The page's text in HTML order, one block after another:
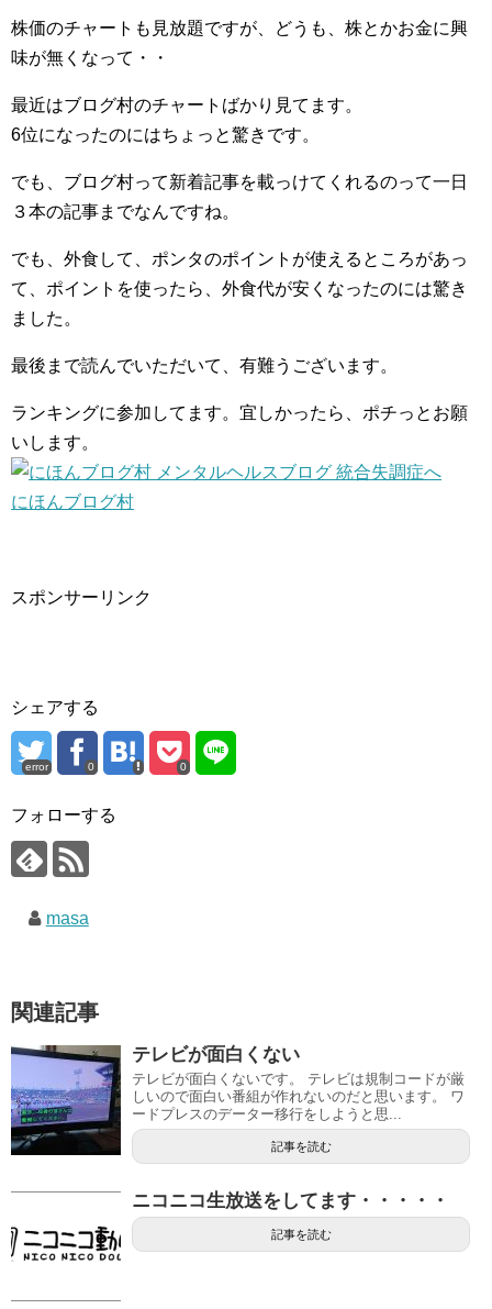
株価のチャートも見放題ですが、どうも、株とかお金に興
味が無くなって・・
最近はブログ村のチャートばかり見てます。
6位になったのにはちょっと驚きです。
でも、ブログ村って新着記事を載っけてくれるのって一日
３本の記事までなんですね。
でも、外食して、ポンタのポイントが使えるところがあっ
て、ポイントを使ったら、外食代が安くなったのには驚き
ました。
最後まで読んでいただいて、有難うございます。
ランキングに参加してます。宜しかったら、ポチっとお願
いします。
にほんブログ村
スポンサーリンク
シェアする
error 0 0
フォローする
masa
関連記事
テレビが面白くない
テレビが面白くないです。 テレビは規制コードが厳
しいので面白い番組が作れないのだと思います。 ワ
ードプレスのデーター移行をしようと思...
記事を読む
ニコニコ生放送をしてます・・・・・
記事を読む